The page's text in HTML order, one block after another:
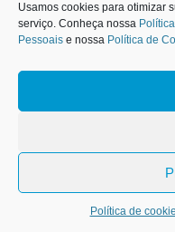
Usamos cookies para otimizar
serviço. Conheça nossa
Pessoais e nossa Política de
Política de
Mais Informações
Carteirinha